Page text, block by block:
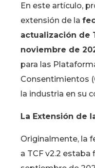
En este artículo,
extensión de la
actualización de
noviembre de
para las
Consentimientos
la industria en su
La Extensión de
Originalmente, la
a TCF v2.2 estaba